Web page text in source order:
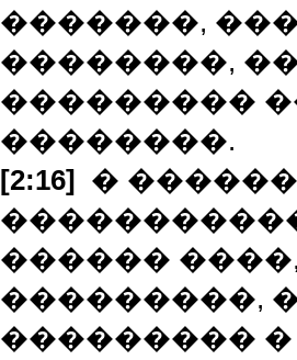
�������,
��������,
���������
��������.
[2:16] �
������
���������,
���������